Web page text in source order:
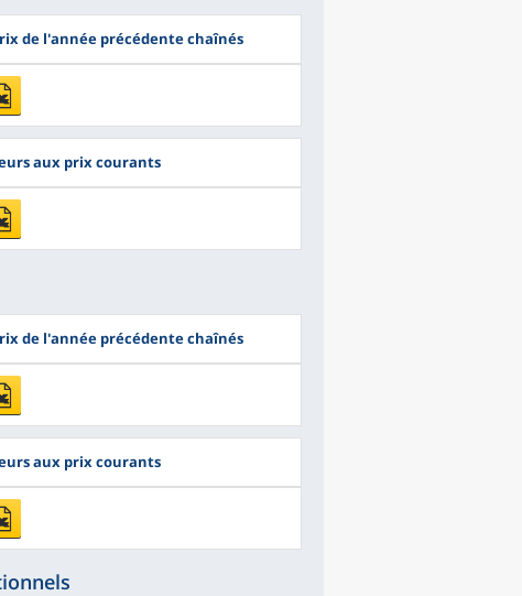
de l'année précédente chaînés
aux prix courants
de l'année précédente chaînés
aux prix courants